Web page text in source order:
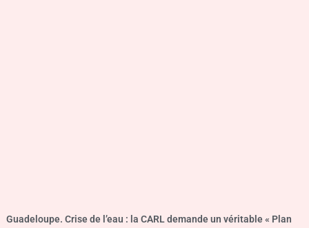
Guadeloupe. Crise de l’eau : la CARL demande un véritable « Plan